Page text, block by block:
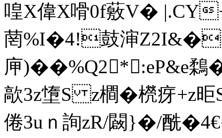
喤X偉X嗗0 f薂V� |.CY
菵%I�4!鼓渖
庘)��%Q2*:eP&e
歊3z墯S z橺�橩疨+z
倦3uｎ詢zR/闙}�/酰